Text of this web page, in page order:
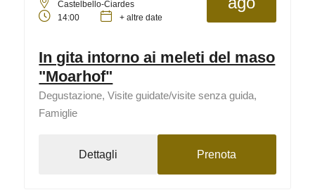
Castelbello-Ciardes
14:00
+ altre date
In gita intorno ai meleti del maso
"Moarhof"
Degustazione, Visite guidate/visite senza guida,
Famiglie
Dettagli Prenota